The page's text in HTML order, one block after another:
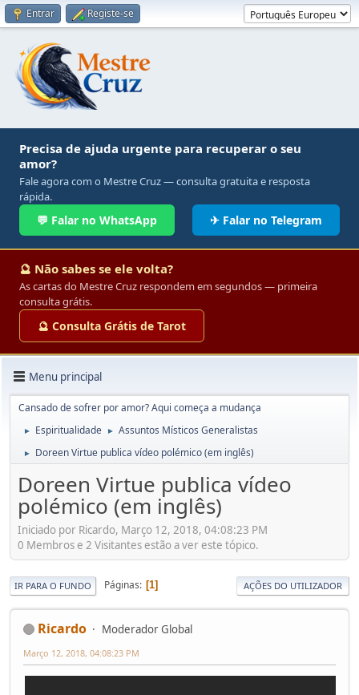
Entrar Registe-se
Precisa de ajuda urgente para recuperar o seu
amor?
Fale agora com o Mestre Cruz — consulta gratuita e resposta
rápida.
💬 Falar no WhatsApp ✈ Falar no Telegram
🔮 Não sabes se ele volta?
As cartas do Mestre Cruz respondem em segundos — primeira
consulta grátis.
🔮 Consulta Grátis de Tarot
Menu principal
Cansado de sofrer por amor? Aqui começa a mudança
► Espiritualidade ► Assuntos Místicos Generalistas
► Doreen Virtue publica vídeo polémico (em inglês)
Doreen Virtue publica vídeo
polémico (em inglês)
Iniciado por Ricardo, Março 12, 2018, 04:08:23 PM
0 Membros e 2 Visitantes estão a ver este tópico.
IR PARA O FUNDO Páginas 1 AÇÕES DO UTILIZADOR
Ricardo Moderador Global
Março 12, 2018, 04:08:23 PM